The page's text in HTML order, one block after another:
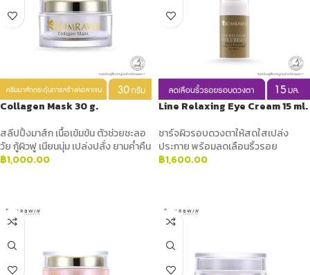
Collagen Mask 30 g.
สลีปปิ้งมาส์ก เนื้อเข้มข้น ตัวช่วยชะลอ
วัย กู้ผิวฟู เนียนนุ่ม เปล่งปลั่ง ยามค่ำคืน
฿1,000.00
Line Relaxing Eye Cream 15 ml.
ชาร์จผิวรอบดวงตาให้สดใสเปล่ง
ประกาย พร้อมลดเลือนริ้วรอย
฿1,600.00